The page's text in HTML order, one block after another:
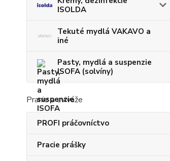
ISOLDA
Tekuté mydlá VAKAVO a
iné
Pasty, mydlá a suspenzie
ISOFA (solvíny)
Pranie a aviváže
PROFI práčovníctvo
Pracie prášky